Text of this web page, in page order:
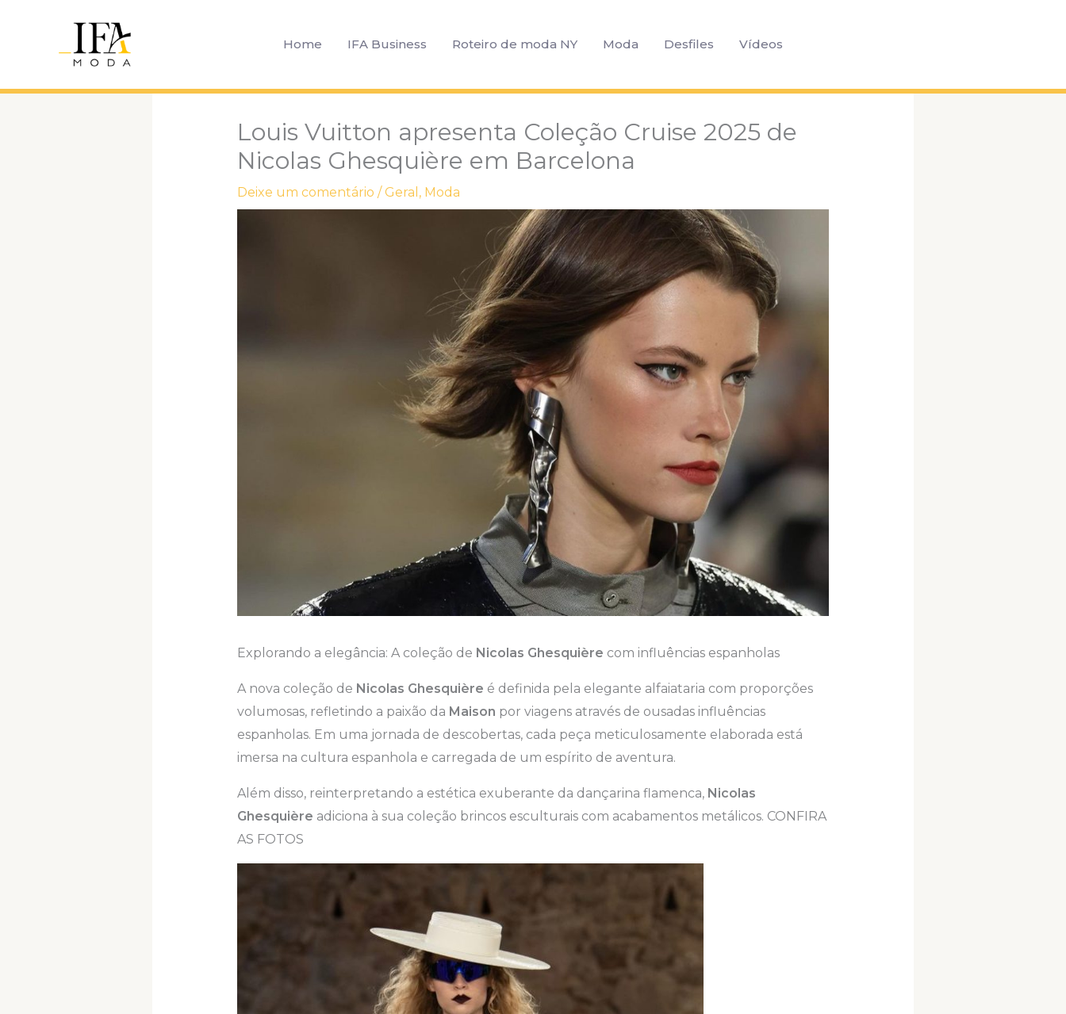
Home IFA Business Roteiro de moda NY Moda Desfiles Vídeos
Louis Vuitton apresenta Coleção Cruise 2025 de
Nicolas Ghesquière em Barcelona
Deixe um comentário / Geral , Moda
Explorando a elegância: A coleção de Nicolas Ghesquière com influências espanholas
A nova coleção de Nicolas Ghesquière é definida pela elegante alfaiataria com proporções
volumosas, refletindo a paixão da Maison por viagens através de ousadas influências
espanholas. Em uma jornada de descobertas, cada peça meticulosamente elaborada está
imersa na cultura espanhola e carregada de um espírito de aventura.
Além disso, reinterpretando a estética exuberante da dançarina flamenca, Nicolas
Ghesquière adiciona à sua coleção brincos esculturais com acabamentos metálicos. CONFIRA
AS FOTOS